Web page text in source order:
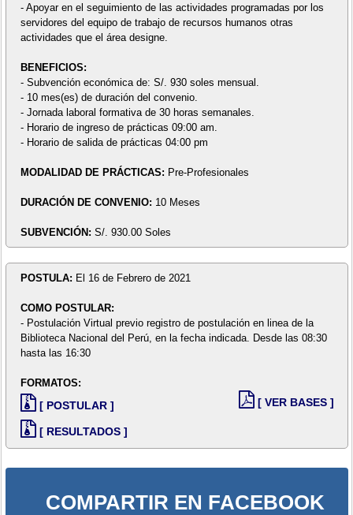
- Apoyar en el seguimiento de las actividades programadas por los
servidores del equipo de trabajo de recursos humanos otras
actividades que el área designe.
BENEFICIOS:
- Subvención económica de: S/. 930 soles mensual.
- 10 mes(es) de duración del convenio.
- Jornada laboral formativa de 30 horas semanales.
- Horario de ingreso de prácticas 09:00 am.
- Horario de salida de prácticas 04:00 pm
MODALIDAD DE PRÁCTICAS: Pre-Profesionales
DURACIÓN DE CONVENIO: 10 Meses
SUBVENCIÓN: S/. 930.00 Soles
POSTULA: El 16 de Febrero de 2021
COMO POSTULAR:
- Postulación Virtual previo registro de postulación en linea de la
Biblioteca Nacional del Perú, en la fecha indicada. Desde las 08:30
hasta las 16:30
FORMATOS:
[ POSTULAR ]
[ RESULTADOS ]
[ VER BASES ]
COMPARTIR EN FACEBOOK